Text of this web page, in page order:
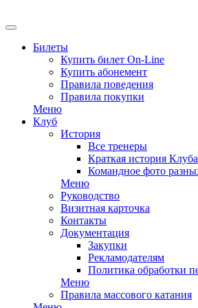
Билеты
Купить билет On-Line
Купить абонемент
Правила поведения
Правила покупки
Меню
Клуб
История
Все тренеры
Краткая история Клуба
Командное фото
Меню
Руководство
Визитная карточка
Контакты
Документация
Закупки
Рекламодателям
Политика обработки
Меню
Правила массового катания